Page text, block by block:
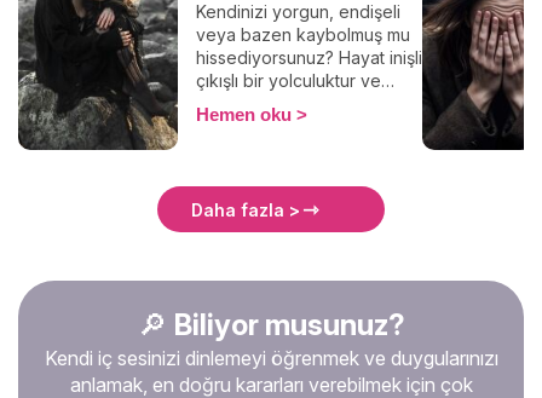
Kendinizi yorgun, endişeli
veya bazen kaybolmuş mu
hissediyorsunuz? Hayat inişli
çıkışlı bir yolculuktur ve
psikolojik zorluklarla
karşılaşmak oldukça
iç huzurunuzu bulmanıza
yardımcı olacak içerikler
Hemen oku
Daha fazla >
🔎 Biliyor musunuz?
Kendi iç sesinizi dinlemeyi öğrenmek ve duygularınızı
anlamak, en doğru kararları verebilmek için çok